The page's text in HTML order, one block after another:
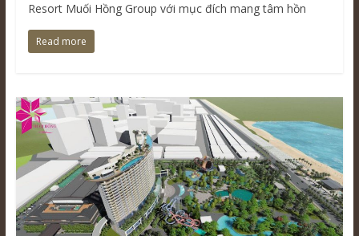
Resort Muối Hồng Group với mục đích mang tâm hồn
Read more